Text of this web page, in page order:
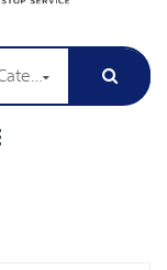
All Categories